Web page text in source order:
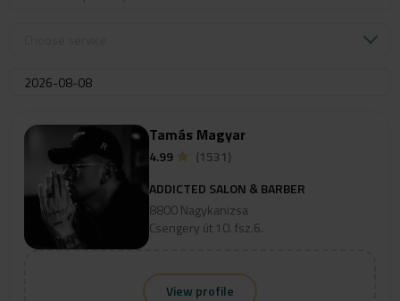
View profile
Tamás Magyar
4.99
(1531)
ADDICTED SALON & BARBER
8800 Nagykanizsa
Csengery út 10. fsz.6.